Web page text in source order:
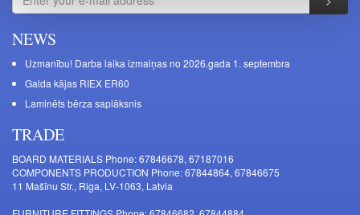
NEWS
Uzmanību! Darba laika izmaiņas no 2026.gada 1. septembra
Galda kājas RIEX ER60
Laminēts bērza saplāksnis
TRADE
BOARD MATERIALS Phone: 67846678, 67187016
COMPONENTS PRODUCTION Phone: 67844864, 67846675
11 Mašīnu Str., Riga, LV-1063, Latvia